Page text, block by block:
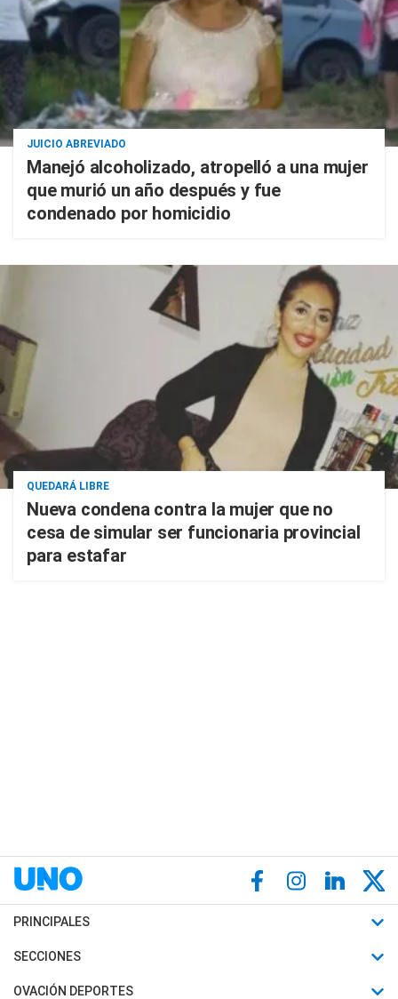
JUICIO ABREVIADO
Manejó alcoholizado, atropelló a una mujer
que murió un año después y fue
condenado por homicidio
QUEDARÁ LIBRE
Nueva condena contra la mujer que no
cesa de simular ser funcionaria provincial
para estafar
PRINCIPALES
Últimas Noticias
Política
SECCIONES
Horóscopo
OVACIÓN DEPORTES